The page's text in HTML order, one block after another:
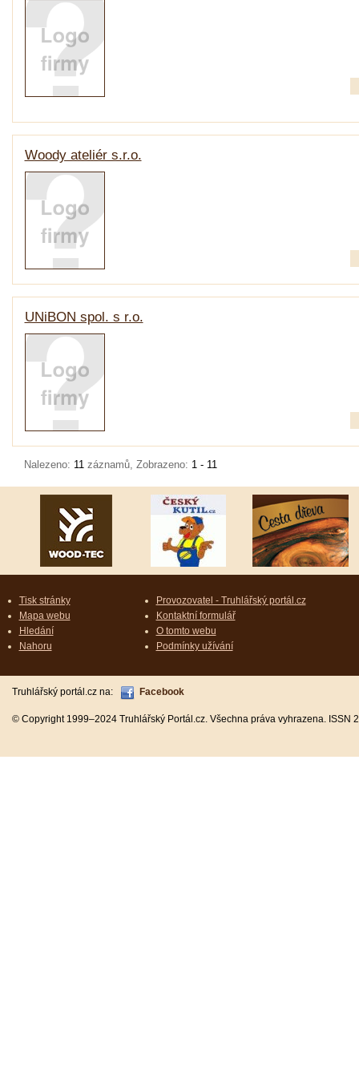
Woody ateliér s.r.o.
UNiBON spol. s r.o.
Nalezeno: 11 záznamů, Zobrazeno: 1 - 11
Tisk stránky
Mapa webu
Hledání
Nahoru
Provozovatel - Truhlářský portál.cz
Kontaktní formulář
O tomto webu
Podmínky užívání
Truhlářský portál.cz na: Facebook
© Copyright 1999–2024 Truhlářský Portál.cz. Všechna práva vyhrazena.